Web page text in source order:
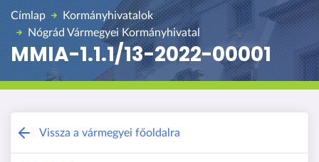
r
t
a
l
o
r
a
Címlap
Kormányhivatalok
Nógrád Vármegyei Kormányhivatal
MMIA-1.1.1/13-2022-00001
Nógrád Vármegyei Kormányhivatal
Vissza a vármegyei főoldalra